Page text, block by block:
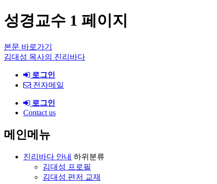
성경교수 1 페이지
본문 바로가기
김대성 목사의 진리바다
로그인
전자메일
로그인
Contact us
메인메뉴
진리바다 안내 하위분류
김대성 프로필
김대성 편저 교재